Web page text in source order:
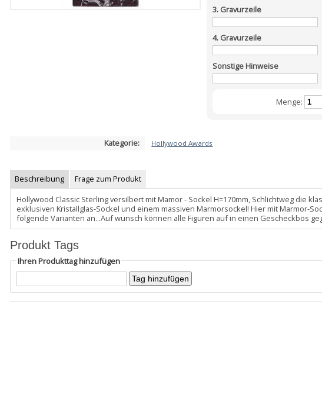
3. Gravurzeile
4. Gravurzeile
Sonstige Hinweise
Menge:
Kategorie: Hollywood Awards
Beschreibung
Frage zum Produkt
Hollywood Classic Sterling versilbert mit Mamor - Sockel H=170mm, Schlichtweg die
exklusiven Kristallglas-Sockel und einem massiven Marmorsockel! Hier mit Marmor-
folgende Varianten an...Auf wunsch können alle Figuren auf in einen Gescheckbos
Produkt Tags
Ihren Produkttag hinzufügen